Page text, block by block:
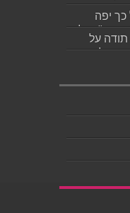
עצמה....
כך יפה
של...
תודה על
לגדי....